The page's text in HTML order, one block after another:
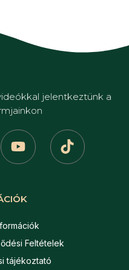
jelentkeztünk a
Feltételek
tájékoztató